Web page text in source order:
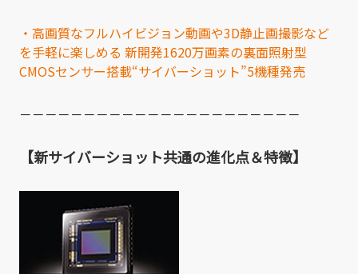
・高画質なフルハイビジョン動画や3D静止画撮影など
を手軽に楽しめる 新開発1620万画素の裏面照射型
CMOSセンサー搭載“サイバーショット”5機種発売
－－－－－－－－－－－－－－－－－－－－－－
【新サイバーショット共通の進化点＆特徴】